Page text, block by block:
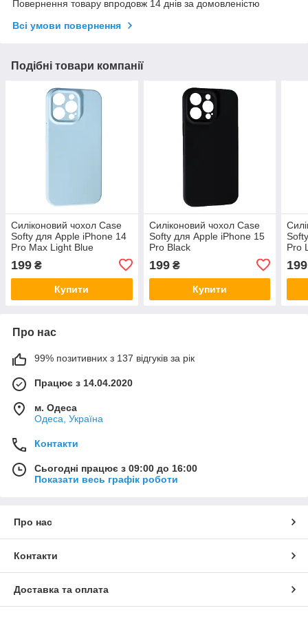
Повернення товару впродовж 14 днів за домовленістю
Всі умови повернення
Подібні товари компанії
Силіконовий чохол Case
Softy для Apple iPhone 14
Pro Max Light Blue
199 ₴
Купити
Силіконовий чохол Case
Softy для Apple iPhone 15
Pro Black
199₴
Купити
Pro
199
Про нас
99% позитивних з 137 відгуків за рік
Працює з 14.04.2020
м. Одеса
Одеса, Україна
Контакти
Сьогодні працює з 09:00 до 16:00
Показати весь графік роботи
Про нас
Контакти
Доставка та оплата